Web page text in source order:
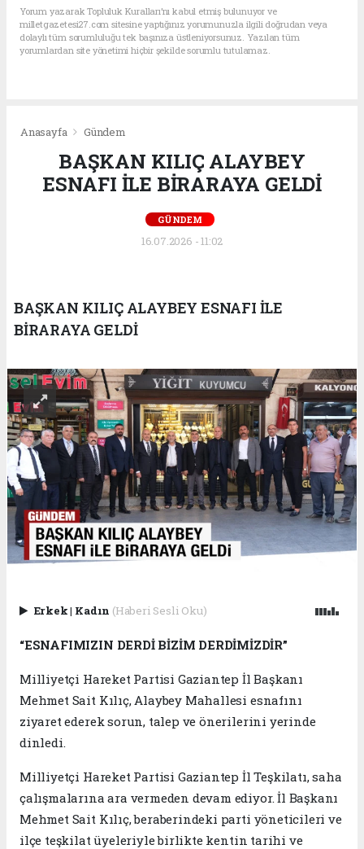
Yorum yazarak Topluluk Kuralları’nı kabul etmiş bulunuyor ve
milletgazetesi27.com sitesine yaptığınız yorumunuzla ilgili doğrudan veya
dolaylı tüm sorumluluğu tek başınıza üstleniyorsunuz. Yazılan tüm
yorumlardan site yönetimi hiçbir şekilde sorumlu tutulamaz.
Anasayfa Gündem
BAŞKAN KILIÇ ALAYBEY
ESNAFI İLE BİRARAYA GELDİ
GÜNDEM
16.07.2026 - 11:02
BAŞKAN KILIÇ ALAYBEY ESNAFI İLE
BİRARAYA GELDİ
Erkek| Kadın (Haberi Sesli Oku)
“ESNAFIMIZIN DERDİ BİZİM DERDİMİZDİR”
Milliyetçi Hareket Partisi Gaziantep İl Başkanı
Mehmet Sait Kılıç, Alaybey Mahallesi esnafını
ziyaret ederek sorun, talep ve önerilerini yerinde
dinledi.
Milliyetçi Hareket Partisi Gaziantep İl Teşkilatı, saha
çalışmalarına ara vermeden devam ediyor. İl Başkanı
Mehmet Sait Kılıç, beraberindeki parti yöneticileri ve
ilçe teşkilat üyeleriyle birlikte kentin tarihi ve